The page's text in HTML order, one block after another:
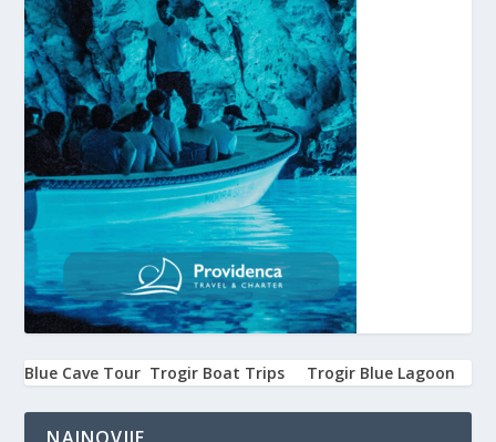
Blue Cave Tour Trogir Boat Trips Trogir Blue Lagoon